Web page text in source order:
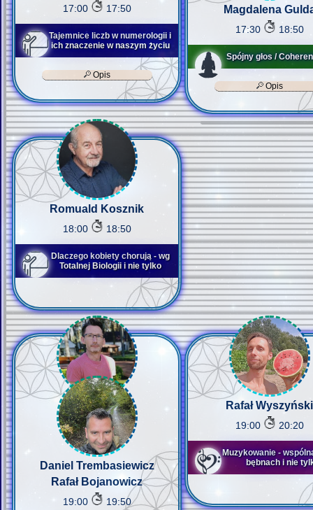
17:00 17:50
Tajemnice liczb w numerologii i
ich znaczenie w naszym życiu
Opis
Magdalena
17:30 18:50
Spójny głos /
Opis
Romuald Kosznik
18:00 18:50
Dlaczego kobiety chorują - wg
Totalnej Biologii i nie tylko
Daniel Trembasiewicz
Rafał Bojanowicz
19:00 19:50
Rafał Wyszyński
19:00 20:20
Muzykowanie -
bębnach i nie